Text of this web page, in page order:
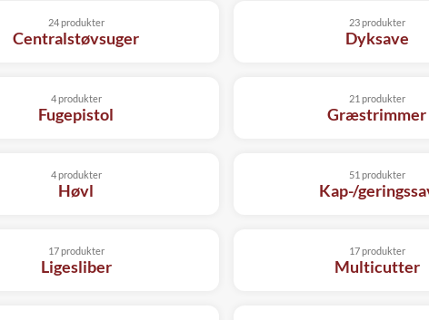
Centralstøvsuger
24 produkter
Dyksave
23 produkter
Fugepistol
4 produkter
Græstrimmer
21 produkter
Høvl
4 produkter
Kap-/
51 produkter
Ligesliber
17 produkter
Multicutter
17 produkter